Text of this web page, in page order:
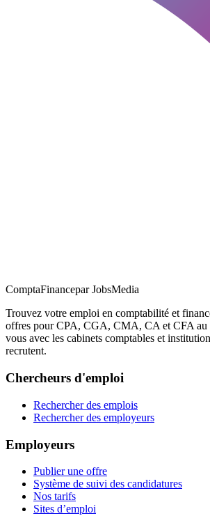
ComptaFinancepar JobsMedia
Trouvez votre emploi en comptabilité et
offres pour CPA, CGA, CMA, CA et CFA au
vous avec les cabinets comptables et
recrutent.
Chercheurs d'emploi
Rechercher des emplois
Rechercher des employeurs
Employeurs
Publier une offre
Système de suivi des candidatures
Nos tarifs
Sites d’emploi